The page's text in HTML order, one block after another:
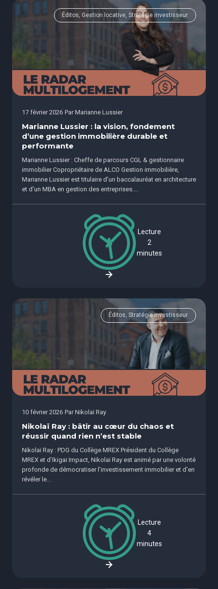
Éditos, Gestion locative, Stratégie investisseur
17 février 2026 Par Marianne Lussier
Marianne Lussier : la vision, fondement
d’une gestion immobilière durable et
performante
Marianne Lussier : Cheffe de parcours CGL & gestionnaire
immobilier Copropriétaire de ALCO Gestion immobilière,
Marianne Lussier est titulaire d’un baccalauréat en architecture
et d’un MBA en gestion des entreprises....
Lecture
2
minutes
Éditos, Stratégie investisseur
10 février 2026 Par Nikolaï Ray
Nikolaï Ray : bâtir au cœur du chaos et
réussir quand rien n’est stable
Nikolaï Ray : PDG du Collège MREX Président du Collège
MREX et d’Ikigai Impact, Nikolaï Ray est animé par une volonté
profonde de démocratiser l’investissement immobilier et d’en
révéler le...
Lecture
4
minutes